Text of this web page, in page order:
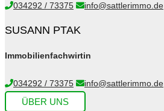
034292 / 73375 info@sattlerimmo.de
SUSANN PTAK
Immobilienfachwirtin
034292 / 73375 info@sattlerimmo.de
ÜBER UNS